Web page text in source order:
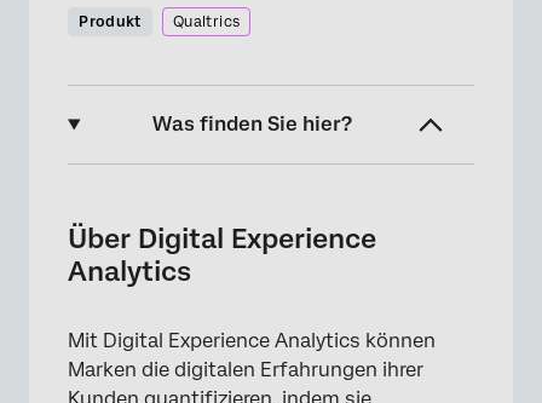
Produkt Qualtrics
Was finden Sie hier?
Sitzungswiedergabe
Frustrationserkennung
Digital Assist
Über Digital Experience
Analytics
Mit Digital Experience Analytics können
Marken die digitalen Erfahrungen ihrer